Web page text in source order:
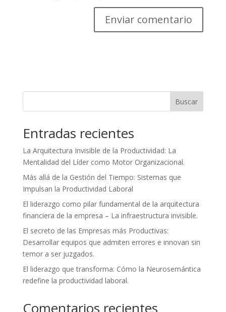
Buscar
Entradas recientes
La Arquitectura Invisible de la Productividad: La
Mentalidad del Líder como Motor Organizacional.
Más allá de la Gestión del Tiempo: Sistemas que
Impulsan la Productividad Laboral
El liderazgo como pilar fundamental de la arquitectura
financiera de la empresa – La infraestructura invisible.
El secreto de las Empresas más Productivas:
Desarrollar equipos que admiten errores e innovan sin
temor a ser juzgados.
El liderazgo que transforma: Cómo la Neurosemántica
redefine la productividad laboral.
Comentarios recientes